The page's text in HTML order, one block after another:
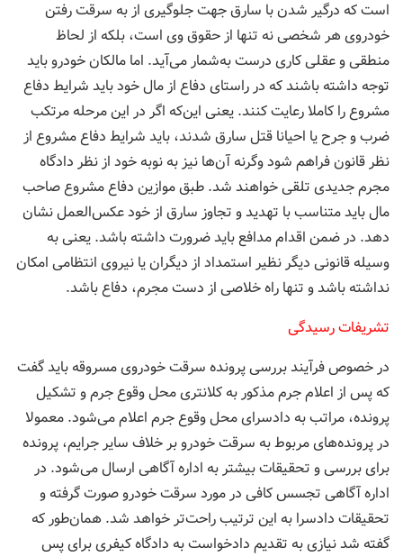
است که درگیر شدن با سارق جهت جلوگیری از به سرقت رفتن
خودروی هر شخصی نه تنها از حقوق وی است، بلکه از لحاظ
منطقی و عقلی کاری درست به‌شمار می‌آید. اما مالکان خودرو باید
توجه داشته باشند که در راستای دفاع از مال خود باید شرایط دفاع
مشروع را کاملا رعایت کنند. یعنی این‌که اگر در این مرحله مرتکب
ضرب و جرح یا احیانا قتل سارق شدند، باید شرایط دفاع مشروع از
نظر قانون فراهم شود وگرنه آن‌ها نیز به نوبه خود از نظر دادگاه
مجرم جدیدی تلقی خواهند شد. طبق موازین دفاع مشروع صاحب
مال باید متناسب با تهدید و تجاوز سارق از خود عکس‌العمل نشان
دهد. در ضمن اقدام مدافع باید ضرورت داشته باشد. یعنی به
وسیله قانونی دیگر نظیر استمداد از دیگران یا نیروی انتظامی امکان
نداشته باشد و تنها راه خلاصی از دست مجرم، دفاع باشد.
تشریفات رسیدگی
در خصوص فرآیند بررسی پرونده سرقت خودروی مسروقه باید گفت
که پس از اعلام جرم مذکور به کلانتری محل وقوع جرم و تشکیل
پرونده، مراتب به دادسرای محل وقوع جرم اعلام می‌شود. معمولا
در پرونده‌های مربوط به سرقت خودرو بر خلاف سایر جرایم، پرونده
برای بررسی و تحقیقات بیشتر به اداره آگاهی ارسال می‌شود. در
اداره آگاهی تجسس کافی در مورد سرقت خودرو صورت گرفته و
تحقیقات دادسرا به این ترتیب راحت‌تر خواهد شد. همان‌طور که
گفته شد نیازی به تقدیم دادخواست به دادگاه کیفری برای پس